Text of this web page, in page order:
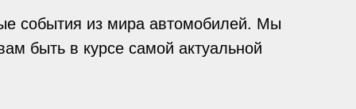
события из мира автомобилей. Мы
быть в курсе самой актуальной